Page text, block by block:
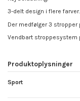
3-delt design i flere farver.
Der medfølger 3 stropper
Vendbart stroppesystem
Produktoplysninger
Sport